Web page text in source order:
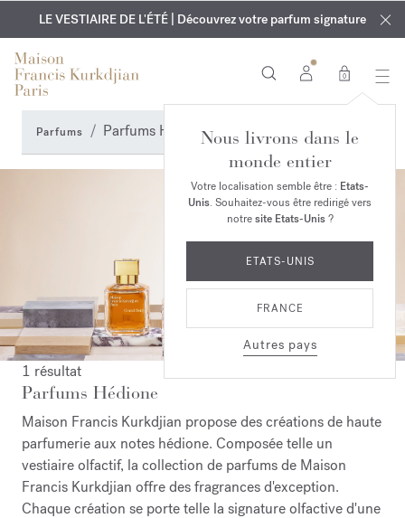
EXCLUSIF | Découvrez le nouveau parfum OUD
velvet mood
dans votre commande*
GRAVURE OFFERTE | Sur tous les parfums et huiles pour le
corps jusqu'au 9 août
LE VESTIAIRE DE L'ÉTÉ | Découvrez votre parfum signature
0
Nous livrons dans le
monde entier
Votre localisation semble être : Etats-
Unis. Souhaitez-vous être redirigé vers
notresite Etats-Unis?
ETATS-UNIS
FRANCE
Autres pays
Parfums Parfums Hédione
1 résultat
Parfums Hédione
Maison Francis Kurkdjian propose des créations de haute
parfumerie aux notes hédione. Composée telle un
vestiaire olfactif, la collection de parfums de Maison
Francis Kurkdjian offre des fragrances d'exception.
Chaque création se porte telle la signature olfactive d'une